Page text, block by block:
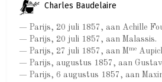
Charles Baudelaire
— Parijs, 20 juli 1857, aan Achille
— Parijs, 20 juli 1857, aan Malassis.
— Parijs, 27 juli 1857, aan Mme
— Parijs, augustus 1857, aan
— Parijs, 6 augustus 1857, aan